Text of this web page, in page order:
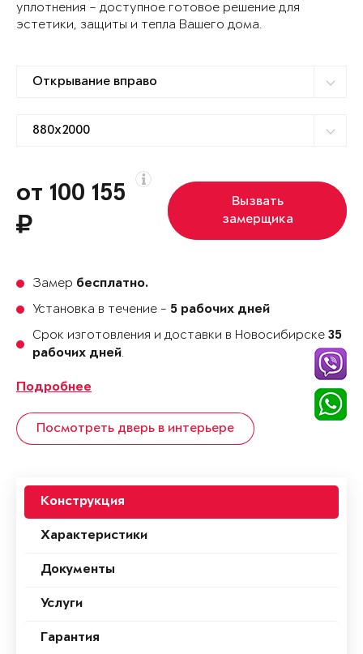
уплотнения – доступное готовое решение для
эстетики, защиты и тепла Вашего дома.
от 100 155
Вызвать
замерщика
Замер бесплатно.
Установка в течение - 5 рабочих дней
Срок изготовления и доставки в Новосибирске 35
рабочих дней.
Подробнее
Посмотреть дверь в интерьере
Конструкция
Характеристики
Документы
Услуги
Гарантия